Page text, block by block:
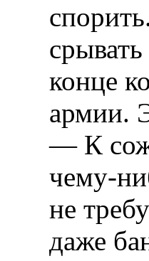
конце
армии.
— К
чему-
не
даже